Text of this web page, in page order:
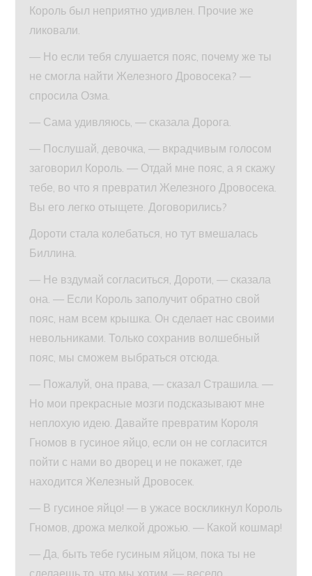
Король был неприятно удивлен. Прочие же
ликовали.
— Но если тебя слушается пояс, почему же ты
не смогла найти Железного Дровосека? —
спросила Озма.
— Сама удивляюсь, — сказала Дорога.
— Послушай, девочка, — вкрадчивым голосом
заговорил Король. — Отдай мне пояс, а я скажу
тебе, во что я превратил Железного Дровосека.
Вы его легко отыщете. Договорились?
Дороти стала колебаться, но тут вмешалась
Биллина.
— Не вздумай согласиться, Дороти, — сказала
она. — Если Король заполучит обратно свой
пояс, нам всем крышка. Он сделает нас своими
невольниками. Только сохранив волшебный
пояс, мы сможем выбраться отсюда.
— Пожалуй, она права, — сказал Страшила. —
Но мои прекрасные мозги подсказывают мне
неплохую идею. Давайте превратим Короля
Гномов в гусиное яйцо, если он не согласится
пойти с нами во дворец и не покажет, где
находится Железный Дровосек.
— В гусиное яйцо! — в ужасе воскликнул Король
Гномов, дрожа мелкой дрожью. — Какой кошмар!
— Да, быть тебе гусиным яйцом, пока ты не